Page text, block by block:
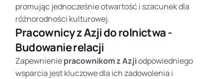
promując jednocześnie otwartość i szacunek dla
różnorodności kulturowej.
Pracownicy z Azji do rolnictwa -
Budowanie relacji
Zapewnieniepracownikom z Azjiodpowiedniego
wsparcia jest kluczowe dla ich zadowolenia i